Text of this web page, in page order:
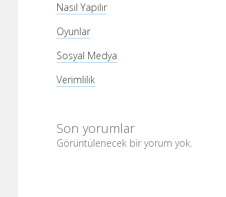
Nasıl Yapılır
Oyunlar
Sosyal Medya
Verimlilik
Son yorumlar
Görüntülenecek bir yorum yok.